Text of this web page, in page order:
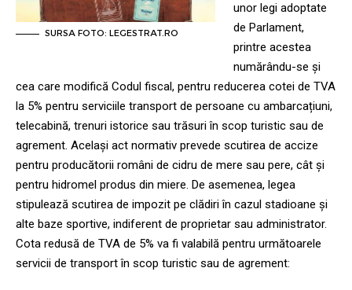
SURSA FOTO: LEGESTRAT.RO
unor legi adoptate
de Parlament,
printre acestea
numărându-se și
cea care modifică Codul fiscal, pentru reducerea cotei de TVA
la 5% pentru serviciile transport de persoane cu ambarcațiuni,
telecabină, trenuri istorice sau trăsuri în scop turistic sau de
agrement. Același act normativ prevede scutirea de accize
pentru producătorii români de cidru de mere sau pere, cât și
pentru hidromel produs din miere. De asemenea, legea
stipulează scutirea de impozit pe clădiri în cazul stadioane și
alte baze sportive, indiferent de proprietar sau administrator.
Cota redusă de TVA de 5% va fi valabilă pentru următoarele
servicii de transport în scop turistic sau de agrement: